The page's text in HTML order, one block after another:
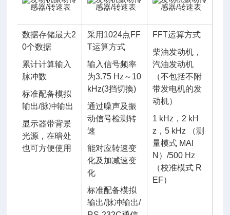
数据存储最大2
0个数据
累计计算输入
脉冲数
标准配备模拟
输出/脉冲输出
显示器带背景
光源，在暗处
也可方便使用
采用1024点FF
T运算方式
输入信号频率
为3.75 Hz～10
kHz(3挡切換)
通过噪声及振
动信号检测转
速
能对应转速变
化及加减速变
化
标准配备模拟
输出/脉冲输出/
FFT运算方式
柴油发动机，
汽油发动机
（不包括不附
带发电机的发
动机）
1 kHz，2 kH
z，5 kHz （测
量模式 MAI
N）/500 Hz
（校准模式 R
EF）